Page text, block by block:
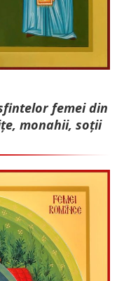
femei din
monahii, soții